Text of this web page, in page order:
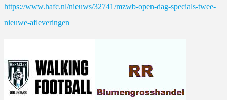
https://www.hafc.nl/nieuws/32741/mzwb-open-dag-specials-twee-
nieuwe-afleveringen